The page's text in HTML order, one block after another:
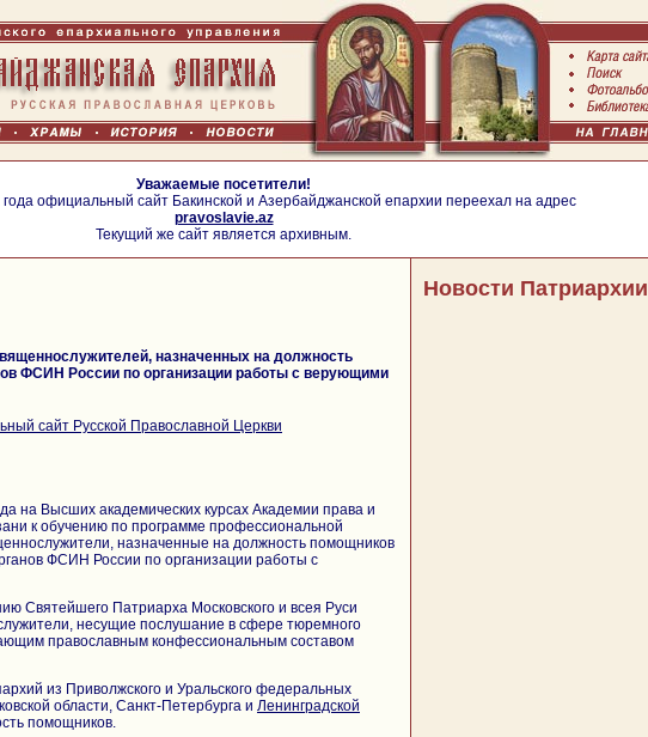
Уважаемые посетители!
официальный сайт Бакинской и Азербайджанской епархии переехал на адрес
pravoslavie.az
Текущий же сайт является архивным.
назначенных на должность
ФСИН России по организации работы с верующими
сайт Русской Православной Церкви
на Высших академических курсах Академии права и
к обучению по программе профессиональной
назначенные на должность помощников
ФСИН России по организации работы с
Святейшего Патриарха Московского и всея Руси
несущие послушание в сфере тюремного
православным конфессиональным составом
из Приволжского и Уральского федеральных
области, Санкт-Петербурга и Ленинградской
помощников.
Новости Патриархии